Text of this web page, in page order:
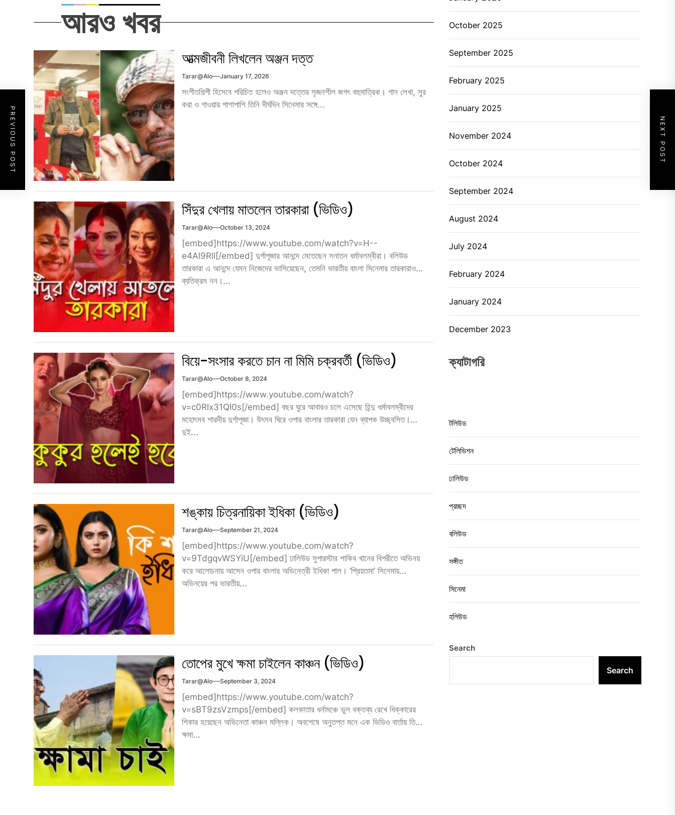
PREVIOUS POST NEXT POST
আরও খবর
আত্মজীবনী লিখলেন অঞ্জন দত্ত
Tarar@alo January 17, 2026
সংগীতশিল্পী হিসেবে পরিচিত হলেও অঞ্জন দত্তের সৃজনশীল জগৎ বহুমাত্রিক। গান লেখা, সুর
করা ও গাওয়ার পাশাপাশি তিনি দীর্ঘদিন সিনেমার সঙ্গে...
সিঁদুর খেলায় মাতলেন তারকারা (ভিডিও)
Tarar@alo October 13, 2024
[embed]https://www.youtube.com/watch?v=H--
e4Al9RlI[/embed] দুর্গাপূজার আনন্দে মেতেছেন সনাতন ধর্মাবলম্বীরা। বলিউড
তারকারা এ আনন্দে যেমন নিজেদের ভাসিয়েছেন, তেমনি ভারতীয় বাংলা সিনেমার তারকারাও
ব্যতিক্রম নন।...
বিয়ে-সংসার করতে চান না মিমি চক্রবর্তী (ভিডিও)
Tarar@alo October 8, 2024
[embed]https://www.youtube.com/watch?
v=c0Rlx31QI0s[/embed] বছর ঘুরে আবারও চলে এসেছে হিন্দু ধর্মাবলম্বীদের
মহোৎসব শারদীয় দুর্গাপূজা। উৎসব ঘিরে ওপার বাংলার তারকারা যেন ব্যাপক উচ্ছ্বসিত।
দুই...
শঙ্কায় চিত্রনায়িকা ইধিকা (ভিডিও)
Tarar@alo September 21, 2024
[embed]https://www.youtube.com/watch?
v=9TdgqvWSYiU[/embed] ঢালিউড সুপারস্টার শাকিব খানের বিপরীতে অভিনয়
করে আলোচনায় আসেন ওপার বাংলার অভিনেত্রী ইধিকা পাল। ‘প্রিয়তমা’ সিনেমায়
অভিনয়ের পর ভারতীয়...
তোপের মুখে ক্ষমা চাইলেন কাঞ্চন (ভিডিও)
Tarar@alo September 3, 2024
[embed]https://www.youtube.com/watch?
v=sBT9zsVzmps[/embed] কলকাতার ধর্নামঞ্চে ভুল বক্তব্য রেখে ধিক্কারের
শিকার হয়েছেন অভিনেতা কাঞ্চন মল্লিক। অবশেষে অনুতপ্ত মনে এক ভিডিও বার্তায় তিনি
ক্ষমা...
October 2025
September 2025
February 2025
January 2025
November 2024
October 2024
September 2024
August 2024
July 2024
February 2024
January 2024
December 2023
ক্যাটাগরি
টলিউড
টেলিভিশন
ঢালিউড
প্রচ্ছদ
বলিউড
সঙ্গীত
সিনেমা
হলিউড
Search
Search